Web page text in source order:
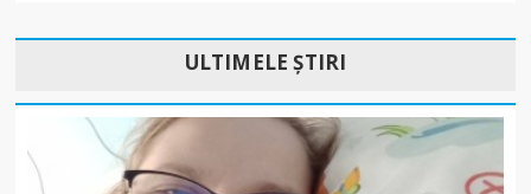
ULTIMELE ȘTIRI